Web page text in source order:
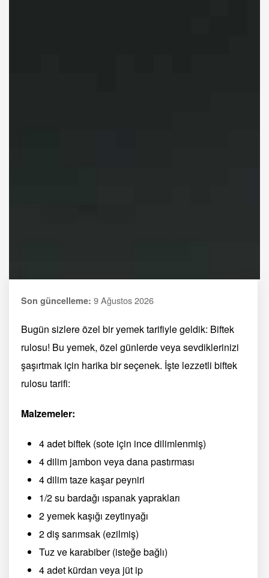
Son güncelleme: 9 Ağustos 2026
Bugün sizlere özel bir yemek tarifiyle geldik: Biftek
rulosu! Bu yemek, özel günlerde veya sevdiklerinizi
şaşırtmak için harika bir seçenek. İşte lezzetli biftek
rulosu tarifi:
Malzemeler:
4 adet biftek (sote için ince dilimlenmiş)
4 dilim jambon veya dana pastırması
4 dilim taze kaşar peyniri
1/2 su bardağı ıspanak yaprakları
2 yemek kaşığı zeytinyağı
2 diş sarımsak (ezilmiş)
Tuz ve karabiber (isteğe bağlı)
4 adet kürdan veya jüt ip